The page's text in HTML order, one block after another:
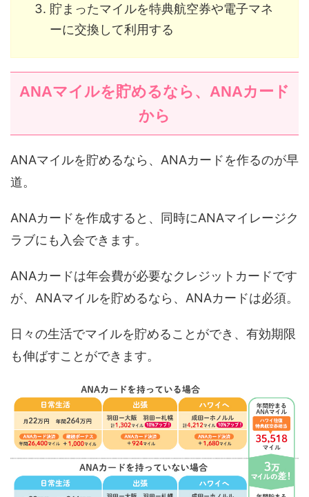
貯まったマイルを特典航空券や電子マネ
ーに交換して利用する
ANAマイルを貯めるなら、ANAカード
から
ANAマイルを貯めるなら、ANAカードを作るのが早
道。
ANAカードを作成すると、同時にANAマイレージク
ラブにも入会できます。
ANAカードは年会費が必要なクレジットカードです
が、ANAマイルを貯めるなら、ANAカードは必須。
日々の生活でマイルを貯めることができ、有効期限
も伸ばすことができます。